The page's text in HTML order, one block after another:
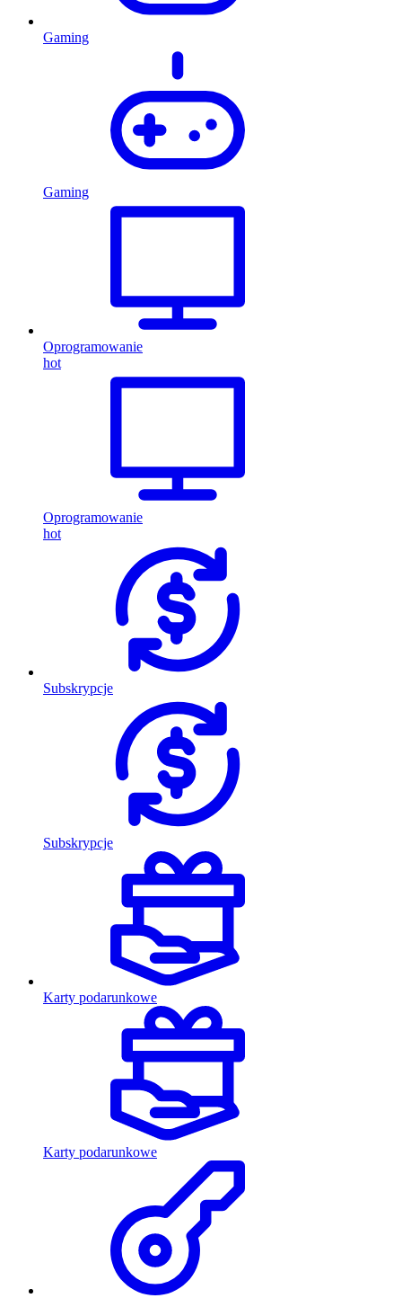
Gaming
Gaming
Oprogramowanie
hot
Oprogramowanie
hot
Subskrypcje
Subskrypcje
Karty podarunkowe
Karty podarunkowe